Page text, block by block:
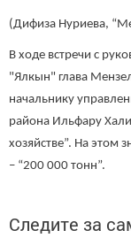
(Дифиза Нуриева,
В ходе встречи с
"Ялкын" глава
начальнику
района Ильфару
хозяйстве”. На этом
– “200 000 тонн”.
Следите за